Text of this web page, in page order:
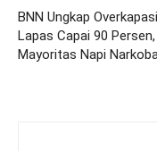
BNN Ungkap
Lapas Capai 90 Persen,
Mayoritas Napi